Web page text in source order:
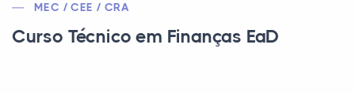
MEC / CEE / CRA
Curso Técnico em Finanças EaD